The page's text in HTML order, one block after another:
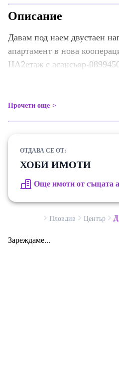
Описание
Давам под наем двустаен
апартамент в нова
НА2етаж с асансьор-
Прочети още
ОТДАВА СЕ ОТ:
ХОБИ ИМОТИ
Още имоти от същата
Пловдив Център
Зареждаме...